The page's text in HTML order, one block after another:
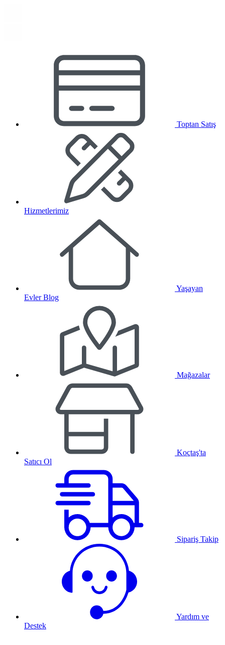
Toptan Satış
Hizmetlerimiz
Yaşayan
Evler Blog
Mağazalar
Koçtaş'ta
Satıcı Ol
Sipariş Takip
Yardım ve
Destek